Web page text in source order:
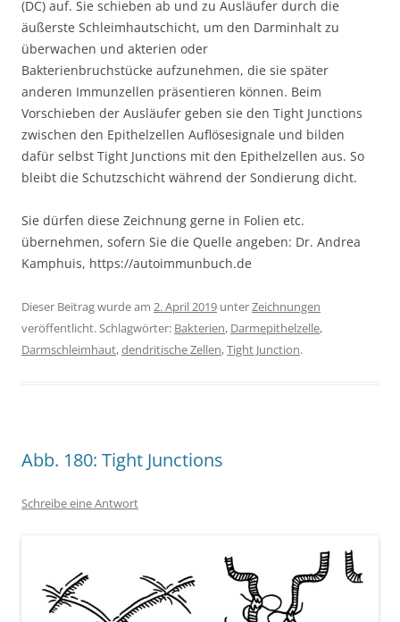
(DC) auf. Sie schieben ab und zu Ausläufer durch die
äußerste Schleimhautschicht, um den Darminhalt zu
überwachen und akterien oder
Bakterienbruchstücke aufzunehmen, die sie später
anderen Immunzellen präsentieren können. Beim
Vorschieben der Ausläufer geben sie den Tight Junctions
zwischen den Epithelzellen Auflösesignale und bilden
dafür selbst Tight Junctions mit den Epithelzellen aus. So
bleibt die Schutzschicht während der Sondierung dicht.
Sie dürfen diese Zeichnung gerne in Folien etc.
übernehmen, sofern Sie die Quelle angeben: Dr. Andrea
Kamphuis, https://autoimmunbuch.de
Dieser Beitrag wurde am 2. April 2019 unterZeichnungen
veröffentlicht. Schlagwörter: Bakterien, Darmepithelzelle,
Darmschleimhaut,dendritische Zellen,Tight Junction.
Abb. 180: Tight Junctions
Schreibe eine Antwort